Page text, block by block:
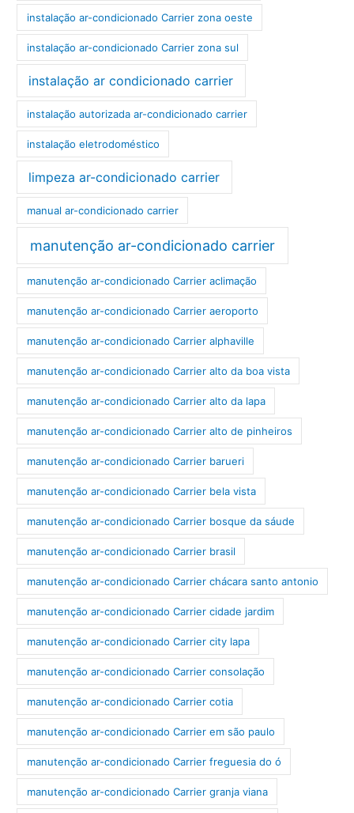
instalação ar-condicionado Carrier zona oeste
instalação ar-condicionado Carrier zona sul
instalação ar condicionado carrier
instalação autorizada ar-condicionado carrier
instalação eletrodoméstico
limpeza ar-condicionado carrier
manual ar-condicionado carrier
manutenção ar-condicionado carrier
manutenção ar-condicionado Carrier aclimação
manutenção ar-condicionado Carrier aeroporto
manutenção ar-condicionado Carrier alphaville
manutenção ar-condicionado Carrier alto da boa vista
manutenção ar-condicionado Carrier alto da lapa
manutenção ar-condicionado Carrier alto de pinheiros
manutenção ar-condicionado Carrier barueri
manutenção ar-condicionado Carrier bela vista
manutenção ar-condicionado Carrier bosque da sáude
manutenção ar-condicionado Carrier brasil
manutenção ar-condicionado Carrier chácara santo antonio
manutenção ar-condicionado Carrier cidade jardim
manutenção ar-condicionado Carrier city lapa
manutenção ar-condicionado Carrier consolação
manutenção ar-condicionado Carrier cotia
manutenção ar-condicionado Carrier em são paulo
manutenção ar-condicionado Carrier freguesia do ó
manutenção ar-condicionado Carrier granja viana